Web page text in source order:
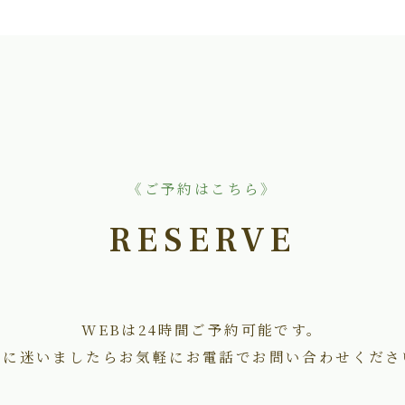
《ご予約はこちら》
RESERVE
WEBは24時間ご予約可能です。
迷いましたらお気軽にお電話でお問い合わせくだ